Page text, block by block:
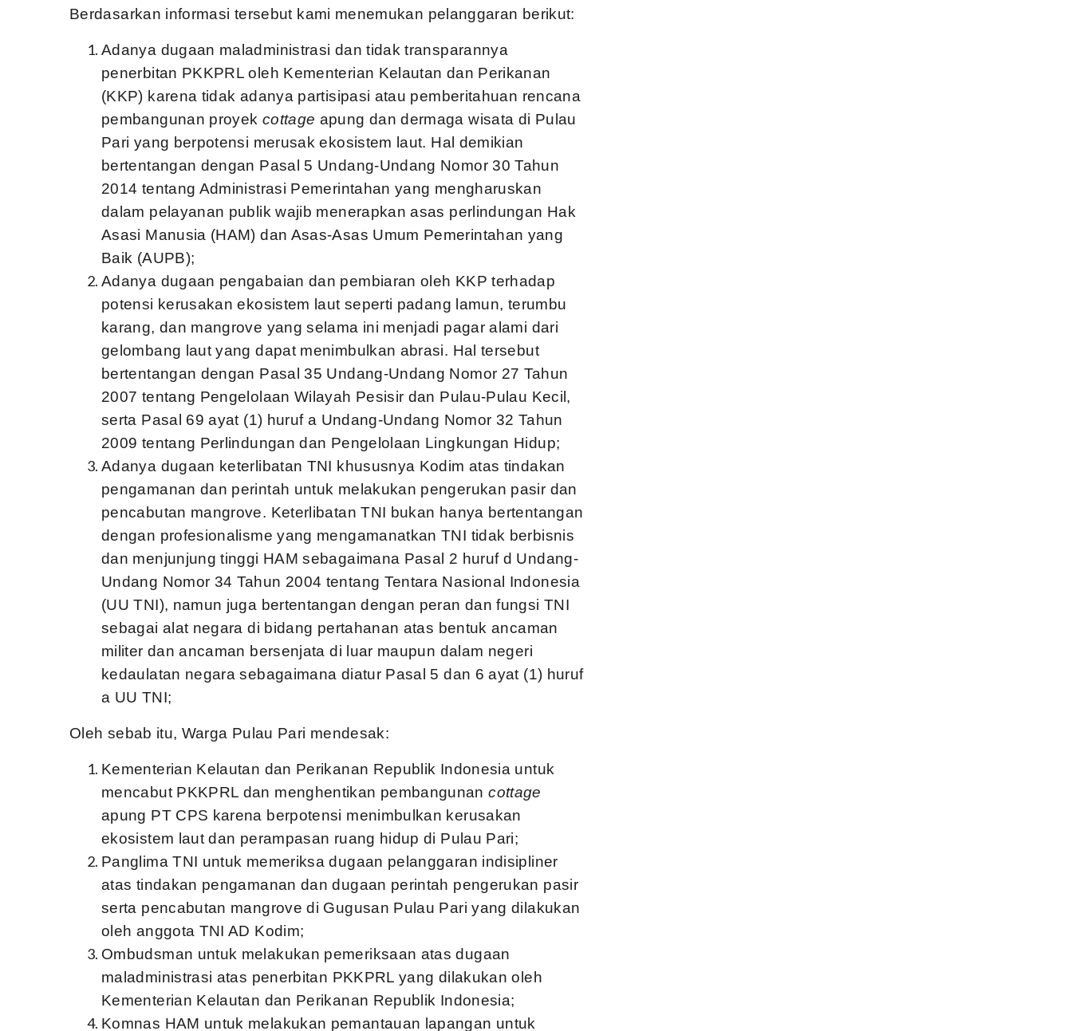
Berdasarkan informasi tersebut kami menemukan pelanggaran berikut:
Adanya dugaan maladministrasi dan tidak transparannya
penerbitan PKKPRL oleh Kementerian Kelautan dan Perikanan
(KKP) karena tidak adanya partisipasi atau pemberitahuan rencana
pembangunan proyek cottage apung dan dermaga wisata di Pulau
Pari yang berpotensi merusak ekosistem laut. Hal demikian
bertentangan dengan Pasal 5 Undang-Undang Nomor 30 Tahun
2014 tentang Administrasi Pemerintahan yang mengharuskan
dalam pelayanan publik wajib menerapkan asas perlindungan Hak
Asasi Manusia (HAM) dan Asas-Asas Umum Pemerintahan yang
Baik (AUPB);
Adanya dugaan pengabaian dan pembiaran oleh KKP terhadap
potensi kerusakan ekosistem laut seperti padang lamun, terumbu
karang, dan mangrove yang selama ini menjadi pagar alami dari
gelombang laut yang dapat menimbulkan abrasi. Hal tersebut
bertentangan dengan Pasal 35 Undang-Undang Nomor 27 Tahun
2007 tentang Pengelolaan Wilayah Pesisir dan Pulau-Pulau Kecil,
serta Pasal 69 ayat (1) huruf a Undang-Undang Nomor 32 Tahun
2009 tentang Perlindungan dan Pengelolaan Lingkungan Hidup;
Adanya dugaan keterlibatan TNI khususnya Kodim atas tindakan
pengamanan dan perintah untuk melakukan pengerukan pasir dan
pencabutan mangrove. Keterlibatan TNI bukan hanya bertentangan
dengan profesionalisme yang mengamanatkan TNI tidak berbisnis
dan menjunjung tinggi HAM sebagaimana Pasal 2 huruf d Undang-
Undang Nomor 34 Tahun 2004 tentang Tentara Nasional Indonesia
(UU TNI), namun juga bertentangan dengan peran dan fungsi TNI
sebagai alat negara di bidang pertahanan atas bentuk ancaman
militer dan ancaman bersenjata di luar maupun dalam negeri
kedaulatan negara sebagaimana diatur Pasal 5 dan 6 ayat (1) huruf
a UU TNI;
Oleh sebab itu, Warga Pulau Pari mendesak:
Kementerian Kelautan dan Perikanan Republik Indonesia untuk
mencabut PKKPRL dan menghentikan pembangunancottage
apung PT CPS karena berpotensi menimbulkan kerusakan
ekosistem laut dan perampasan ruang hidup di Pulau Pari;
Panglima TNI untuk memeriksa dugaan pelanggaran indisipliner
atas tindakan pengamanan dan dugaan perintah pengerukan pasir
serta pencabutan mangrove di Gugusan Pulau Pari yang dilakukan
oleh anggota TNI AD Kodim;
Ombudsman untuk melakukan pemeriksaan atas dugaan
maladministrasi atas penerbitan PKKPRL yang dilakukan oleh
Kementerian Kelautan dan Perikanan Republik Indonesia;
Komnas HAM untuk melakukan pemantauan lapangan untuk